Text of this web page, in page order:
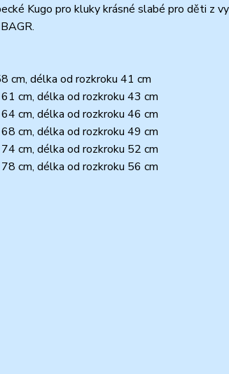
Kugo pro kluky krásné slabé pro děti z
cm, délka od rozkroku 41 cm
cm, délka od rozkroku 43 cm
cm, délka od rozkroku 46 cm
cm, délka od rozkroku 49 cm
cm, délka od rozkroku 52 cm
cm, délka od rozkroku 56 cm